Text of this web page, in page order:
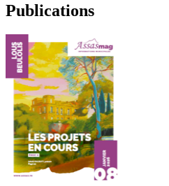
Publications